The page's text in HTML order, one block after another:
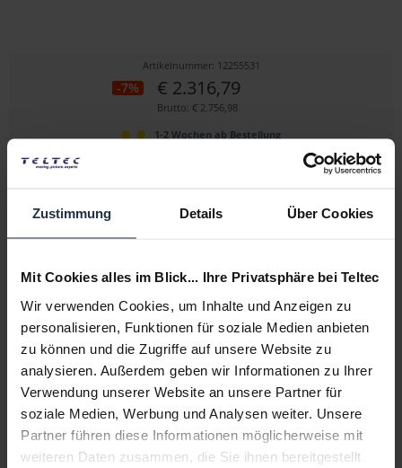
Zustimmung Details Über Cookies
Mit Cookies alles im Blick... Ihre Privatsphäre bei Teltec
Wir verwenden Cookies, um Inhalte und Anzeigen zu
personalisieren, Funktionen für soziale Medien anbieten
zu können und die Zugriffe auf unsere Website zu
analysieren. Außerdem geben wir Informationen zu Ihrer
Verwendung unserer Website an unsere Partner für
soziale Medien, Werbung und Analysen weiter. Unsere
Partner führen diese Informationen möglicherweise mit
weiteren Daten zusammen, die Sie ihnen bereitgestellt
Artikelnummer: 12255531
-7% € 2.316,79
Brutto: € 2.756,98
1-2 Wochen ab Bestellung
HP Ultrium LTO3 400/800GB
LTO 3 LTO-Cartridge
Artikelnummer: 12248585
€ 32,00
Brutto: € 38,08